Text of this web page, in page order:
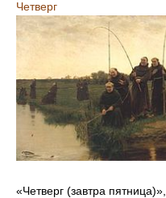
Четверг
«Четверг (завтра пятница)»,